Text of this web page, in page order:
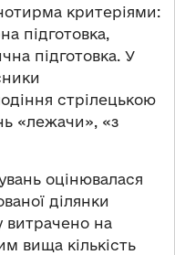
критеріями:
підготовка,
підготовка. У
стрілецькою
«лежачи», «з
оцінювалася
ділянки
витрачено на
вища кількість